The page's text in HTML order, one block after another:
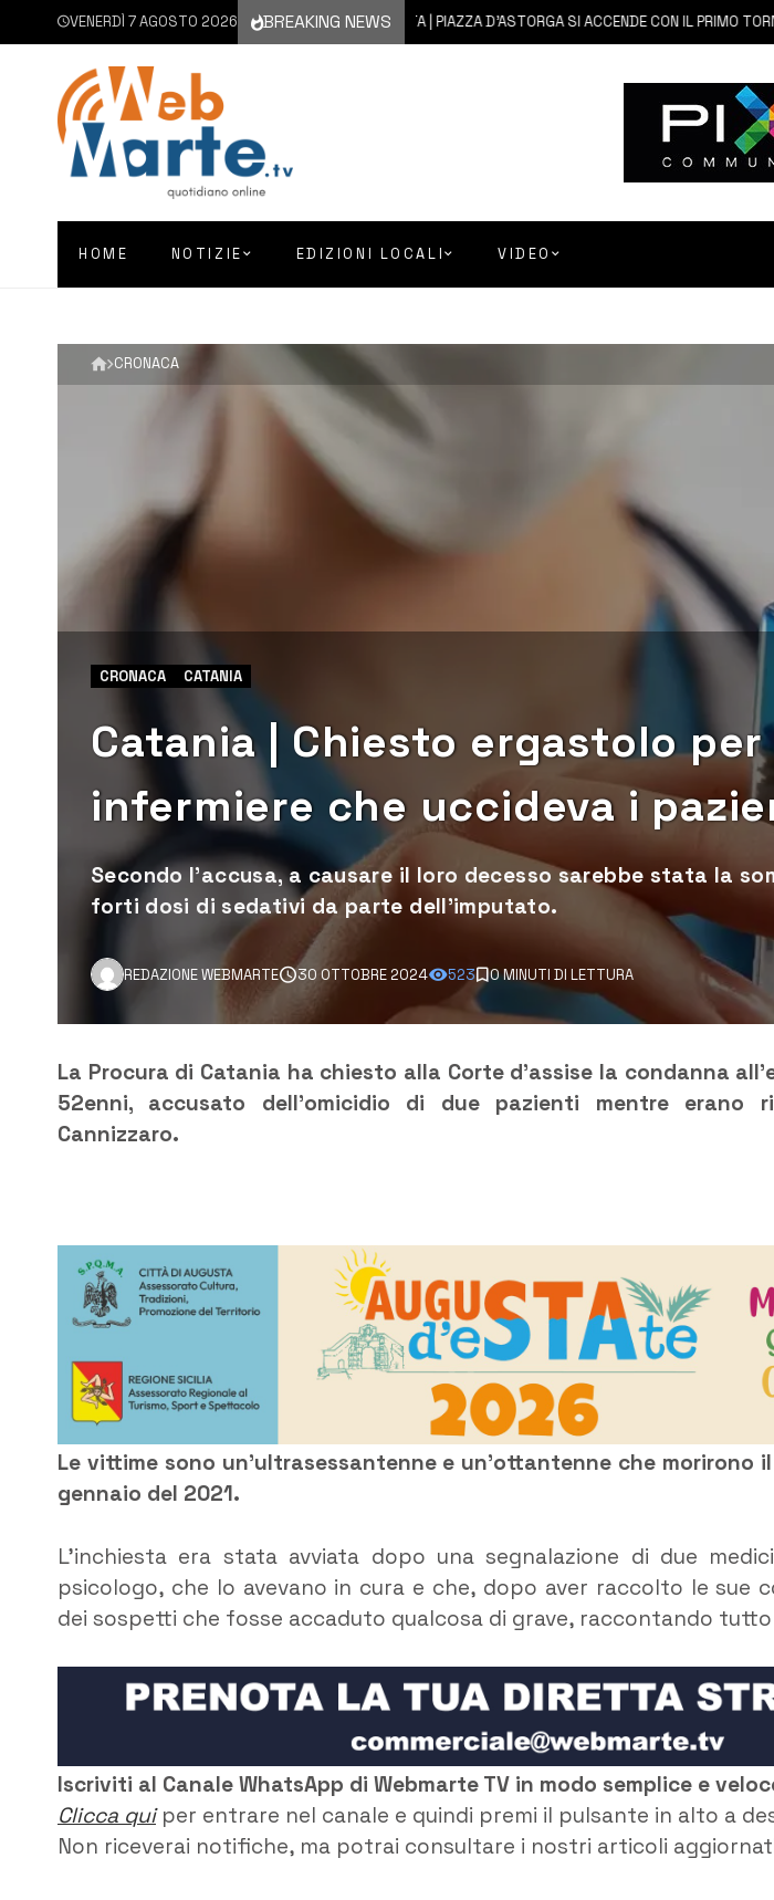
VENERDÌ 7 AGOSTO 2026 BREAKING NEWS
7 AGOSTO 2026 AUGUSTA | PIAZZA D’ASTORGA SI ACCENDE CON IL PRIMO TORNEO DI
HOME NOTIZIE EDIZIONI LOCALI VIDEO
CRONACA
CRONACA CATANIA
Catania | Chiesto ergastolo per
infermiere che uccideva i
Secondo l'accusa, a causare il loro decesso sarebbe stata la
forti dosi di sedativi da parte dell'imputato.
REDAZIONE WEBMARTE 30 OTTOBRE 2024 523 0 MINUTI DI LETTURA
La Procura di Catania ha chiesto alla Corte d’assise la condanna
52enni, accusato dell’omicidio di due pazienti mentre erano
Cannizzaro.
Le vittime sono un’ultrasessantenne e un’ottantenne che morirono
gennaio del 2021.
L’inchiesta era stata avviata dopo una segnalazione di due
psicologo, che lo avevano in cura e che, dopo aver raccolto le sue
dei sospetti che fosse accaduto qualcosa di grave, raccontando tutto
Iscriviti al Canale WhatsApp di Webmarte TV in modo semplice e
Clicca quiper entrare nel canale e quindi premi il pulsante in alto a
Non riceverai notifiche, ma potrai consultare i nostri articoli